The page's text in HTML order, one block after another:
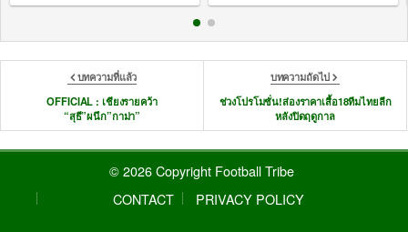
บทความที่แล้ว
OFFICIAL : เชียงรายคว้า
“สุธี”ผนึก”กาม่า”
บทความถัดไป
ช่วงโปรโมชั่น!ส่องราคาเสื้อ18ทีมไทยลีก
หลังปิดฤดูกาล
© 2026 Copyright Football Tribe
CONTACT
PRIVACY POLICY